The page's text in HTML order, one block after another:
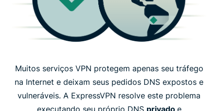
Muitos serviços VPN protegem apenas seu tráfego
na Internet e deixam seus pedidos DNS expostos e
vulneráveis. A ExpressVPN resolve este problema